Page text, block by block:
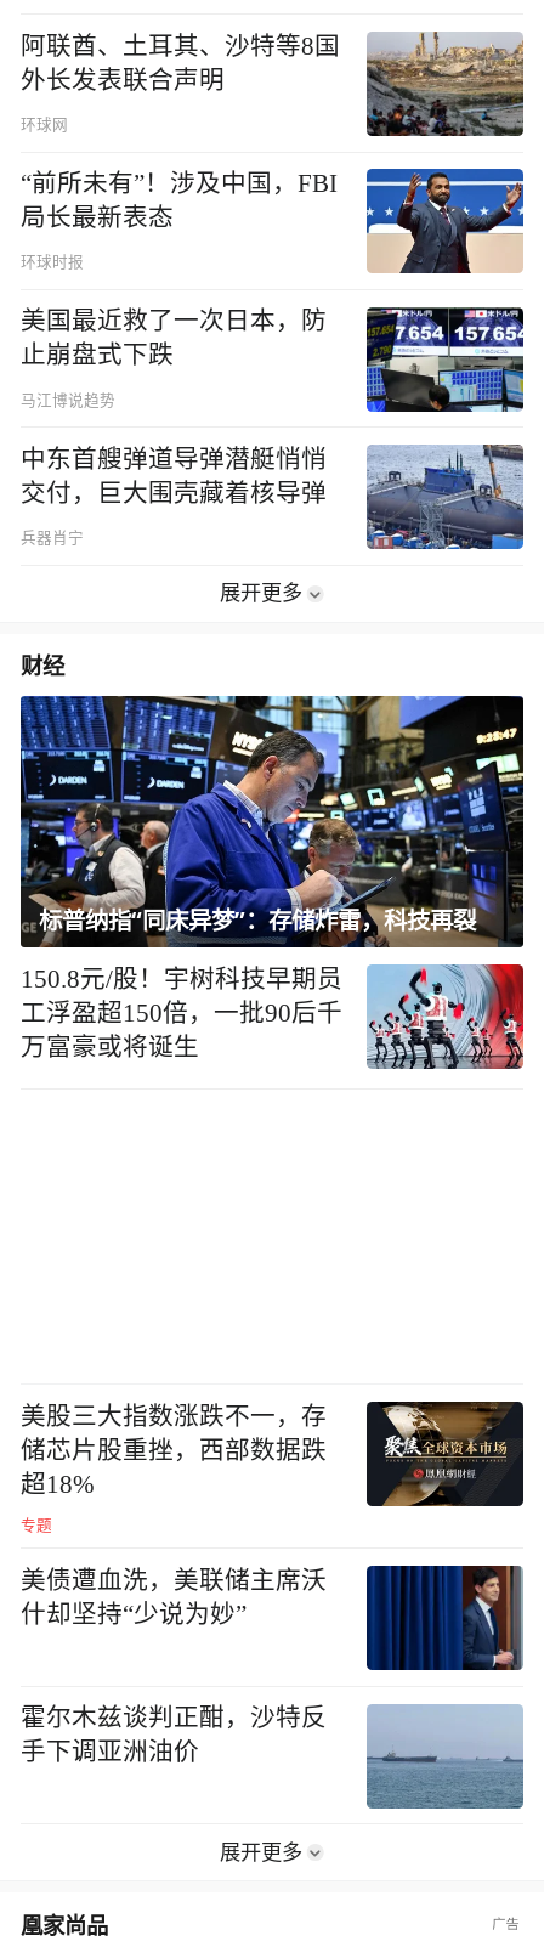
阿联酋、土耳其、沙特等8国
外长发表联合声明
环球网
“前所未有”！涉及中国，FBI
局长最新表态
环球时报
美国最近救了一次日本，防
止崩盘式下跌
马江博说趋势
中东首艘弹道导弹潜艇悄悄
交付，巨大围壳藏着核导弹
兵器肖宁
展开更多
财经
标普纳指“同床异梦”：存储炸雷，科技再裂
150.8元/股！宇树科技早期员
工浮盈超150倍，一批90后千
万富豪或将诞生
美股三大指数涨跌不一，存
储芯片股重挫，西部数据跌
超18%
专题
美债遭血洗，美联储主席沃
什却坚持“少说为妙”
霍尔木兹谈判正酣，沙特反
手下调亚洲油价
展开更多
凰家尚品